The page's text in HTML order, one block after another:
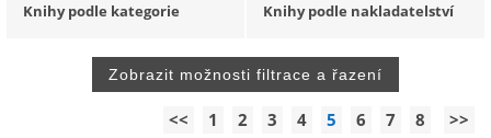
Knihy podle kategorie Knihy podle nakladatelství
<< 1 2 3 4 5 6 7 8 >>